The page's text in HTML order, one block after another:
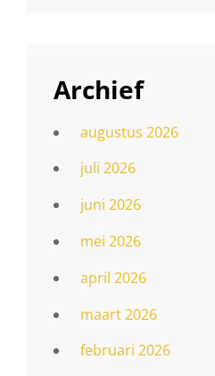
Archief
augustus 2026
juli 2026
juni 2026
mei 2026
april 2026
maart 2026
februari 2026